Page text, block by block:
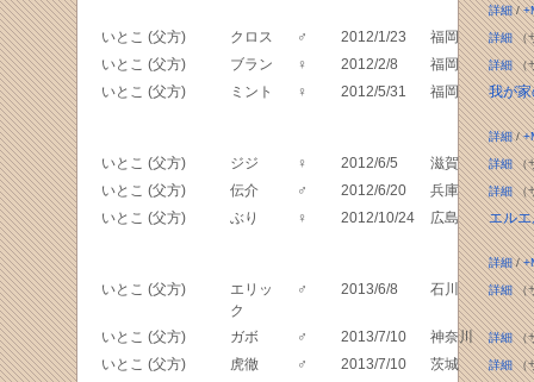
詳細/
いとこ (父方) クロス ♂ 2012/1/23 福岡 詳細（
いとこ (父方) ブラン ♀ 2012/2/8 福岡 詳細（
いとこ (父方) ミント ♀ 2012/5/31 福岡 我が
詳細/
いとこ (父方) ジジ ♀ 2012/6/5 滋賀 詳細（
いとこ (父方) 伝介 ♂ 2012/6/20 兵庫 詳細（
いとこ (父方) ぶり ♀ 2012/10/24 広島 エル
詳細/
いとこ (父方)
エリッ
ク
♂ 2013/6/8 石川 詳細（
いとこ (父方) ガボ ♂ 2013/7/10 神奈川 詳細（
いとこ (父方) 虎徹 ♂ 2013/7/10 茨城 詳細（